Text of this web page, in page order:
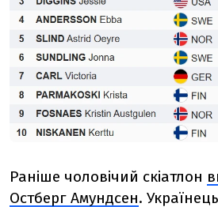
Раніше чоловічий скіатлон
Остберг Амундсен.